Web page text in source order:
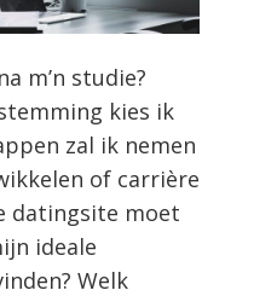
m’n studie?
kies ik
zal ik nemen
of carrière
datingsite moet
ideale
Welk